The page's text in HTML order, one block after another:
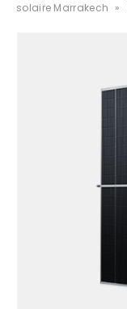
solaire Marrakech »